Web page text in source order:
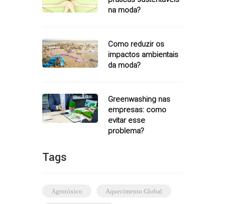
na moda?
Como reduzir os
impactos ambientais
da moda?
Greenwashing nas
empresas: como
evitar esse
problema?
Tags
agrotóxico Aquecimento Global